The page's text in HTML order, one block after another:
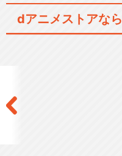
dアニメストアなら